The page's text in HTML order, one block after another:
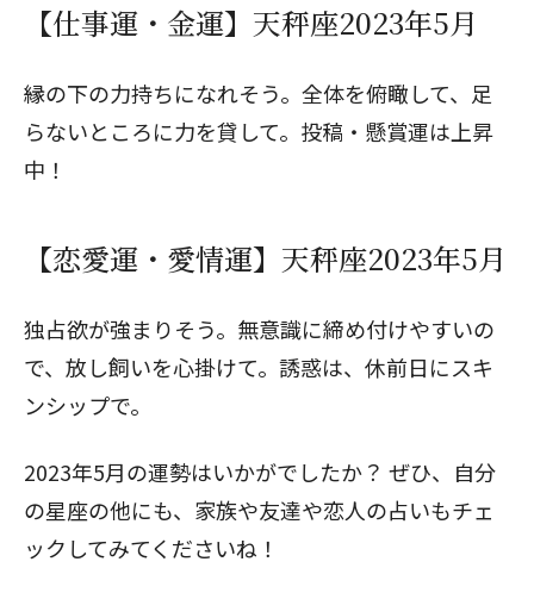
【仕事運・金運】天秤座2023年5月
縁の下の力持ちになれそう。全体を俯瞰して、足
らないところに力を貸して。投稿・懸賞運は上昇
中！
【恋愛運・愛情運】天秤座2023年5月
独占欲が強まりそう。無意識に締め付けやすいの
で、放し飼いを心掛けて。誘惑は、休前日にスキ
ンシップで。
2023年5月の運勢はいかがでしたか？ ぜひ、自分
の星座の他にも、家族や友達や恋人の占いもチェ
ックしてみてくださいね！